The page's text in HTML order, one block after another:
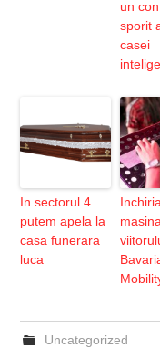
un
sporit
casei
In sectorul 4
putem apela la
casa funerara
luca
masina
Uncategorized